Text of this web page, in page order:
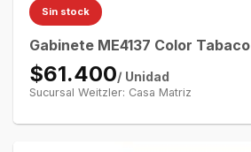
Sin stock
Gabinete ME4137 Color Tabaco
$61.400/ Unidad
Sucursal Weitzler: Casa Matriz